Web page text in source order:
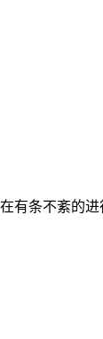
有条不紊的